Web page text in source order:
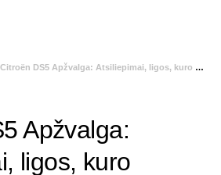
Citroën DS5 Apžvalga: Atsiliepimai, ligos, kuro sąnaudos
Apžvalga:
ligos, kuro